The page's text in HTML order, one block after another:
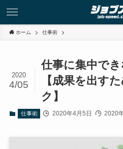
ホーム 仕事術
仕事に集中で
【成果を出す
ク】
2020
4/05
仕事術 2020年4月5日 2020